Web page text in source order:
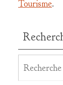
Tourisme.